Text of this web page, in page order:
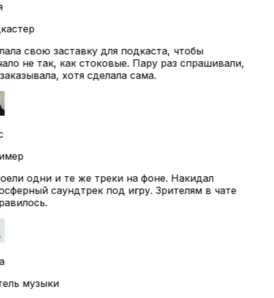
свою заставку для подкаста, чтобы
не так, как стоковые. Пару раз спрашивали,
хотя сделала сама.
одни и те же треки на фоне. Накидал
саундтрек под игру. Зрителям в чате
музыки